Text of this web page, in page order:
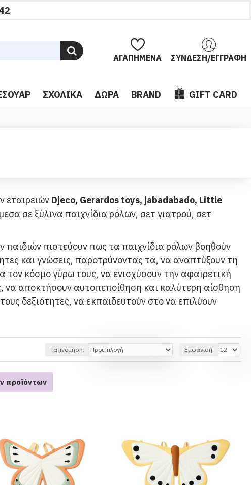
ΑΓΑΠΗΜΈΝΑ ΣΎΝΔΕΣΗ/ΕΓΓΡΑΦΉ
ΣΧΟΛΙΚΆ ΔΏΡΑ BRAND GIFT CARD
εταιρειών Djeco, Gerardos toys, jabadabado, Little
σε ξύλινα παιχνίδια ρόλων, σετ γιατρού, σετ
παιδιών πιστεύουν πως τα παιχνίδια ρόλων βοηθούν
και γνώσεις, παροτρύνοντας τα, να αναπτύξουν τη
κόσμο γύρω τους, να ενισχύσουν την αφαιρετική
να αποκτήσουν αυτοπεποίθηση και καλύτερη αίσθηση
δεξιότητες, να εκπαιδευτούν στο να επιλύουν
Ταξινόμηση: Εμφάνιση:
προϊόντων